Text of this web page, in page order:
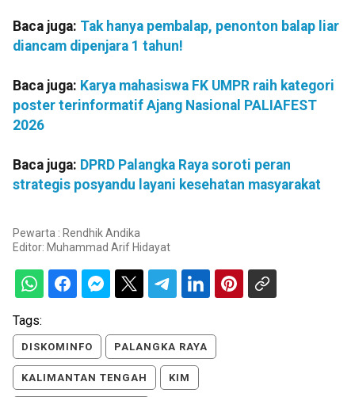
Baca juga: Tak hanya pembalap, penonton balap liar
diancam dipenjara 1 tahun!
Baca juga: Karya mahasiswa FK UMPR raih kategori
poster terinformatif Ajang Nasional PALIAFEST
2026
Baca juga: DPRD Palangka Raya soroti peran
strategis posyandu layani kesehatan masyarakat
Pewarta : Rendhik Andika
Editor: Muhammad Arif Hidayat
Tags:
DISKOMINFO PALANGKA RAYA
KALIMANTAN TENGAH KIM